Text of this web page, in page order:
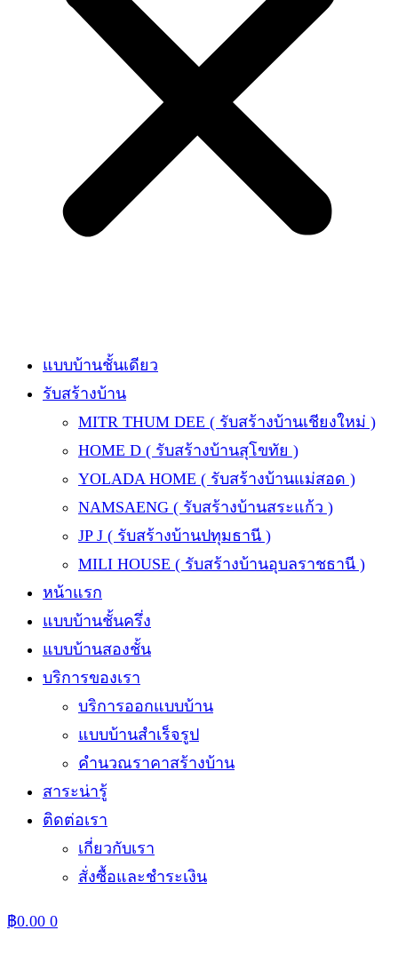
แบบบ้านชั้นเดียว
รับสร้างบ้าน
MITR THUM DEE ( รับสร้างบ้านเชียงใหม่ )
HOME D ( รับสร้างบ้านสุโขทัย )
YOLADA HOME ( รับสร้างบ้านแม่สอด )
NAMSAENG ( รับสร้างบ้านสระแก้ว )
JP J ( รับสร้างบ้านปทุมธานี )
MILI HOUSE ( รับสร้างบ้านอุบลราชธานี )
หน้าแรก
แบบบ้านชั้นครึ่ง
แบบบ้านสองชั้น
บริการของเรา
บริการออกแบบบ้าน
แบบบ้านสำเร็จรูป
คำนวณราคาสร้างบ้าน
สาระน่ารู้
ติดต่อเรา
เกี่ยวกับเรา
สั่งซื้อและชำระเงิน
฿0.00 0